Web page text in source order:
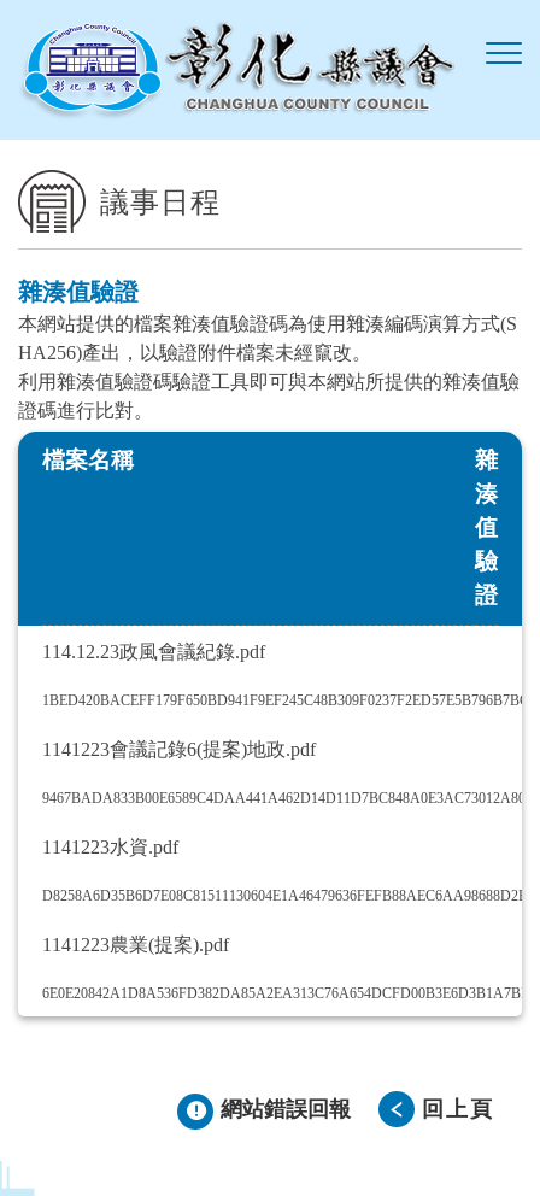
議事日程
雜湊值驗證
本網站提供的檔案雜湊值驗證碼為使用雜湊編碼演算方式(S
HA256)產出，以驗證附件檔案未經竄改。
利用雜湊值驗證碼驗證工具即可與本網站所提供的雜湊值驗
證碼進行比對。
檔案名稱
雜
湊
值
驗
證
114.12.23政風會議紀錄.pdf
1141223會議記錄6(提案)地政.pdf
1141223水資.pdf
1141223農業(提案).pdf
網站錯誤回報 回上頁